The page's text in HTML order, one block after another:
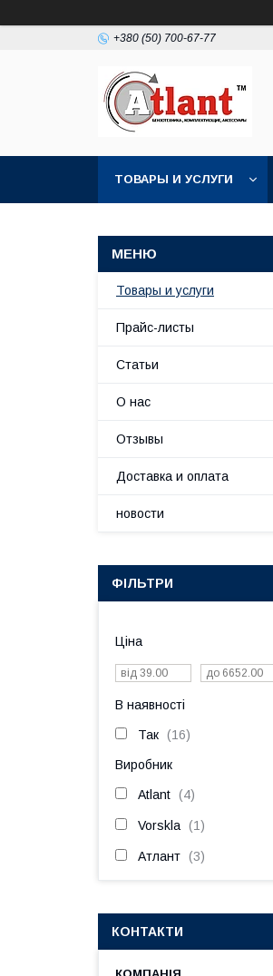
+380 (50) 700-67-77
ТОВАРЫ И УСЛУГИ
Товары и услуги
Прайс-листы
Статьи
О нас
Отзывы
Доставка и оплата
новости
ФІЛЬТРИ
Ціна
В наявності
Так 16
Виробник
Atlant 4
Vorskla 1
Атлант 3
КОНТАКТИ